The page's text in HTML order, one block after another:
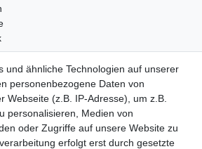
und ähnliche Technologien auf unserer
personenbezogene Daten von
Webseite (z.B. IP-Adresse), um z.B.
personalisieren, Medien von
oder Zugriffe auf unsere Website zu
erfolgt erst durch gesetzte